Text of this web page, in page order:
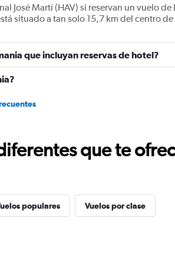
José Martí (HAV) si reservan un vuelo de
situado a tan solo 15,7 km del centro de
que incluyan reservas de hotel?
que te
populares Vuelos por clase